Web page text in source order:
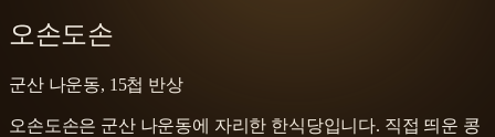
오손도손
군산 나운동, 15첩 반상
오손도손은 군산 나운동에 자리한 한식당입니다. 직접 띄운 콩